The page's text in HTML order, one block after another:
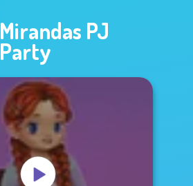
Mirandas PJ
Party